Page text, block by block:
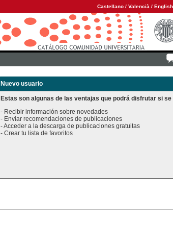
Castellano / Valencià / English
Nuevo usuario
Estas son algunas de las ventajas que podrá disfrutar si
- Recibir información sobre novedades
- Enviar recomendaciones de publicaciones
- Acceder a la descarga de publicaciones gratuitas